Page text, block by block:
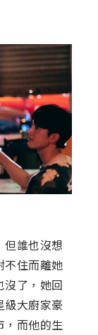
誰也沒想
不住而離她
沒了，她回
級大廚家豪
，而他的生